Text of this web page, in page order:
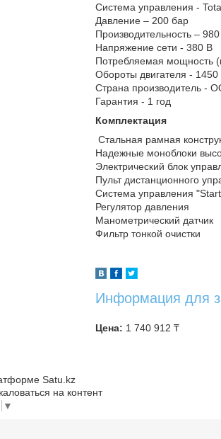
Система управления -
Давление – 200 бар
Производительность –
Напряжение сети - 380 В
Потребляемая мощность
Обороты двигателя -
Страна производитель
Гарантия - 1 год
Комплектация
Стальная рамная
Надежные моноблоки
Электрический блок
Пульт дистанционного
Система управления
Регулятор давления
Манометрический датчик
Фильтр тонкой очистки
Информация для
Цена: 1 740 912 ₸
Satu.kz
на контент
▼